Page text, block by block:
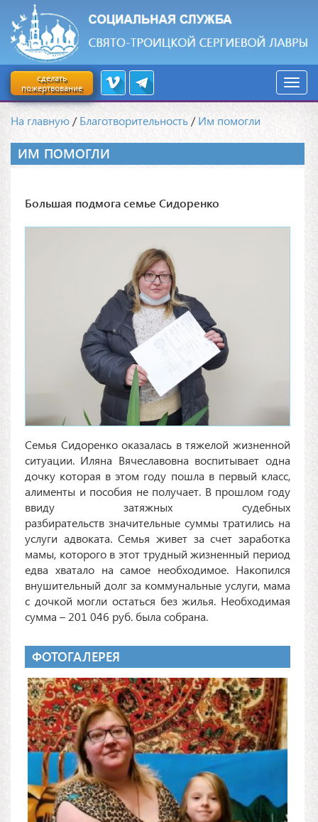
сделать
пожертвование
На главную /Благотворительность /Им помогли
ИМ ПОМОГЛИ
Большая подмога семье Сидоренко
Семья Сидоренко оказалась в тяжелой жизненной
ситуации. Иляна Вячеславовна воспитывает одна
дочку которая в этом году пошла в первый класс,
алименты и пособия не получает. В прошлом году
ввиду затяжных судебных
разбирательств значительные суммы тратились на
услуги адвоката. Семья живет за счет заработка
мамы, которого в этот трудный жизненный период
едва хватало на самое необходимое. Накопился
внушительный долг за коммунальные услуги, мама
с дочкой могли остаться без жилья. Необходимая
сумма – 201 046 руб. была собрана.
ФОТОГАЛЕРЕЯ